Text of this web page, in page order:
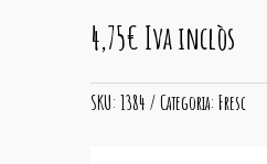
4,75€ Iva inclòs
SKU:1384 Categoria:Fresc